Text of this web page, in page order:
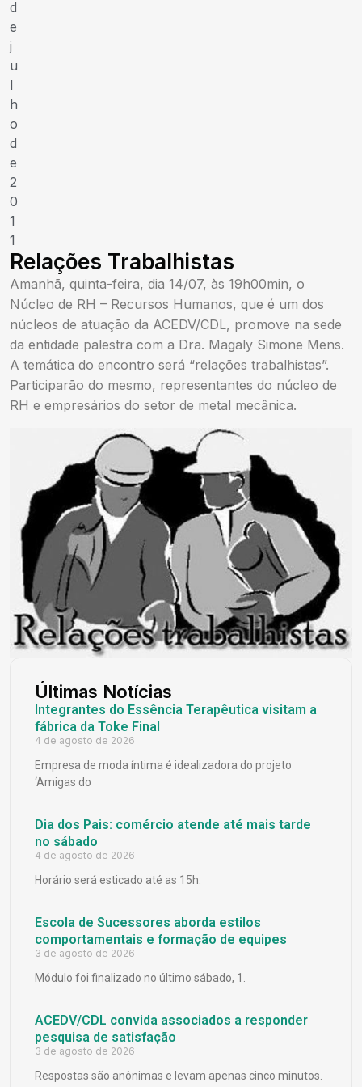
d
e
j
u
l
h
o
d
e
2
0
1
1
Relações Trabalhistas
Amanhã, quinta-feira, dia 14/07, às 19h00min, o
Núcleo de RH – Recursos Humanos, que é um dos
núcleos de atuação da ACEDV/CDL, promove na sede
da entidade palestra com a Dra. Magaly Simone Mens.
A temática do encontro será “relações trabalhistas”.
Participarão do mesmo, representantes do núcleo de
RH e empresários do setor de metal mecânica.
Últimas Notícias
Integrantes do Essência Terapêutica visitam a
fábrica da Toke Final
4 de agosto de 2026
Empresa de moda íntima é idealizadora do projeto
‘Amigas do
Dia dos Pais: comércio atende até mais tarde
no sábado
4 de agosto de 2026
Horário será esticado até as 15h.
Escola de Sucessores aborda estilos
comportamentais e formação de equipes
3 de agosto de 2026
Módulo foi finalizado no último sábado, 1.
ACEDV/CDL convida associados a responder
pesquisa de satisfação
3 de agosto de 2026
Respostas são anônimas e levam apenas cinco minutos.